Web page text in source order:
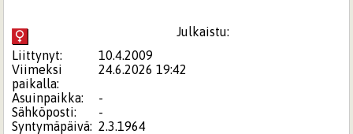
Julkaistu:
Liittynyt:
10.4.2009
Viimeksi
paikalla:
24.6.2026 19:42
Asuinpaikka:
-
Sähköposti:
-
Syntymäpäivä: 2.3.1964